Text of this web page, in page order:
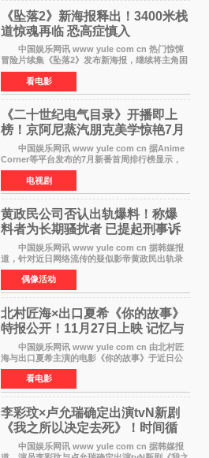
《坠落2》新海报释出！3400米栈
道惊魂再临 恐高症慎入
中国娱乐网讯 www yule com cn 热门惊悚
冒险片续集《坠落2》发布新海报，继续将主角困
于绝境高处——这一次，是摇摇欲坠的徒步栈
道。该片将于今年9月2日北美上映，恐高症患者
请提前做好心理
看电影
《二十世纪电气目录》开播即上
榜！京阿尼蒸汽朋克美学惊艳7月
新番季
中国娱乐网讯 www yule com cn 据Anime
Corner等平台发布的7月新番首周排行榜显示，
由京都动画制作的《二十世纪电气目录》在多个
榜单中表现亮眼，位列AniLab全球TOP10第十
名。该剧改编自结
电视剧
黄政民公司否认出轨爆料！称爆
料者为长期骚扰者 已提起刑事诉
中国娱乐网讯 www yule com cn 据韩媒报
道，针对近日网络流传的疑似影帝黄政民出轨录
音及短信爆料，黄政民所属经纪公司于今日正式
发表声明，明确否认相关传闻。 公司表示，
爆料者是一名长
偶像活动
北村匠海×出口夏希《你的故事》
特报公开！11月27日上映 记忆与
初恋的奇幻交织
中国娱乐网讯 www yule com cn 由北村匠
海与出口夏希主演的电影《你的故事》于近日公
开特报影像，正式定档11月27日上映。 本片
改编自三秋缒同名小说，编剧由曾执笔《孤独摇
滚！》的吉田惠
看电影
李彩玟×卢允瑞确定出演tvN新剧
《我之所以决定去死》！时间循
环青春爱情来袭
中国娱乐网讯 www yule com cn 据韩媒报